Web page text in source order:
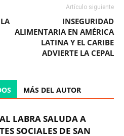
Artículo siguiente
INSEGURIDAD
ALIMENTARIA EN AMÉRICA
LATINA Y EL CARIBE
ADVIERTE LA CEPAL
MÁS DEL AUTOR
LABRA SALUDA A
SOCIALES DE SAN